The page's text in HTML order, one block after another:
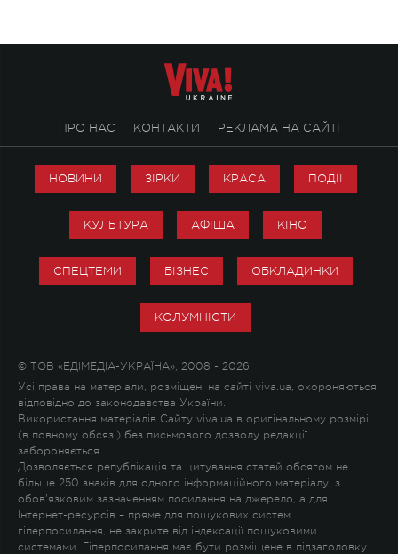
ПРО НАС КОНТАКТИ РЕКЛАМА НА САЙТІ
НОВИНИ ЗІРКИ КРАСА ПОДІЇ
КУЛЬТУРА АФІША КІНО
СПЕЦТЕМИ БІЗНЕС ОБКЛАДИНКИ
КОЛУМНІСТИ
© ТОВ «ЕДІМЕДІА-УКРАЇНА», 2008 - 2026
Усі права на матеріали, розміщені на сайті viva.ua, охороняються
відповідно до законодавства України.
Використання матеріалів Сайту viva.ua в оригінальному розмірі
(в повному обсязі) без письмового дозволу редакції
забороняється.
Дозволяється републікація та цитування статей обсягом не
більше 250 знаків для одного інформаційного матеріалу, з
обов'язковим зазначенням посилання на джерело, а для
Інтернет-ресурсів – пряме для пошукових систем
гіперпосилання, не закрите від індексації пошуковими
системами. Гіперпосилання має бути розміщене в підзаголовку